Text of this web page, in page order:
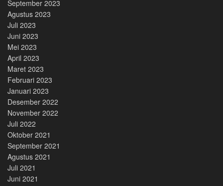
September 2023
Agustus 2023
Juli 2023
Juni 2023
Mei 2023
April 2023
Maret 2023
Februari 2023
Januari 2023
Desember 2022
November 2022
Juli 2022
Oktober 2021
September 2021
Agustus 2021
Juli 2021
Juni 2021